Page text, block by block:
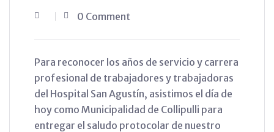
0 Comment
Para reconocer los años de servicio y carrera
profesional de trabajadores y trabajadoras
del Hospital San Agustín, asistimos el día de
hoy como Municipalidad de Collipulli para
entregar el saludo protocolar de nuestro